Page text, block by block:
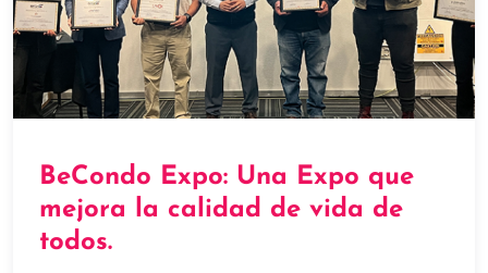
BeCondo Expo: Una Expo que
mejora la calidad de vida de
todos.